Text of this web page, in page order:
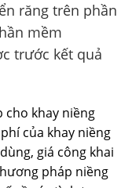
răng trên phần
mềm
trước kết quả
khay niềng
của khay niềng
giá công khai
pháp niềng